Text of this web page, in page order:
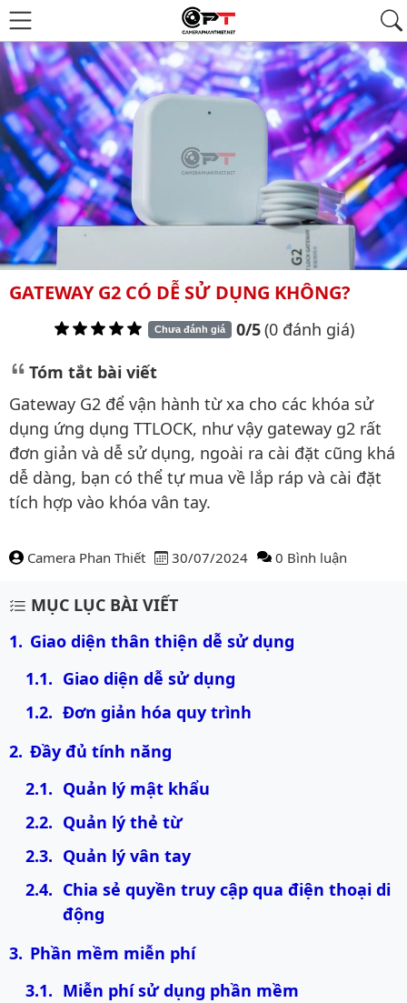
GATEWAY G2 CÓ DỄ SỬ DỤNG KHÔNG?
Chưa đánh giá 0/5(0 đánh giá)
Tóm tắt bài viết
Gateway G2 để vận hành từ xa cho các khóa sử
dụng ứng dụng TTLOCK, như vậy gateway g2 rất
đơn giản và dễ sử dụng, ngoài ra cài đặt cũng khá
dễ dàng, bạn có thể tự mua về lắp ráp và cài đặt
tích hợp vào khóa vân tay.
Camera Phan Thiết 30/07/2024 0 Bình luận
Nội dung bài viết
MỤC LỤC BÀI VIẾT
Giao diện thân thiện dễ sử dụng
Giao diện dễ sử dụng
Đơn giản hóa quy trình
Đầy đủ tính năng
Quản lý mật khẩu
Quản lý thẻ từ
Quản lý vân tay
Chia sẻ quyền truy cập qua điện thoại di
động
Phần mềm miễn phí
Miễn phí sử dụng phần mềm